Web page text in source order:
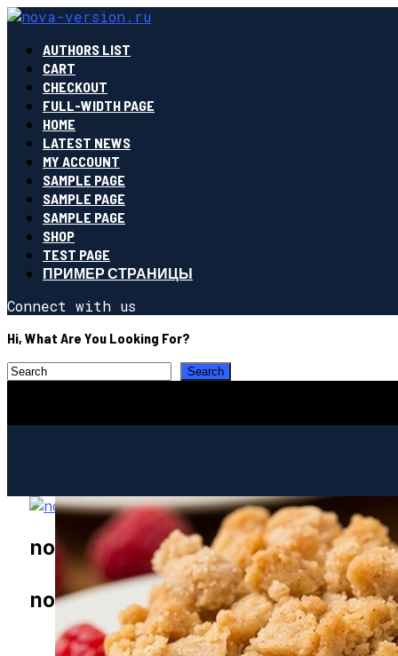
AUTHORS LIST
CART
CHECKOUT
FULL-WIDTH PAGE
HOME
LATEST NEWS
MY ACCOUNT
SAMPLE PAGE
SAMPLE PAGE
SAMPLE PAGE
SHOP
TEST PAGE
ПРИМЕР СТРАНИЦЫ
Connect with us
Hi, What Are You Looking For?
nova-version.ru
nova-version.ru
ИНТЕРЕСНОЕ И ПОЗНАВАТЕЛЬНОЕ